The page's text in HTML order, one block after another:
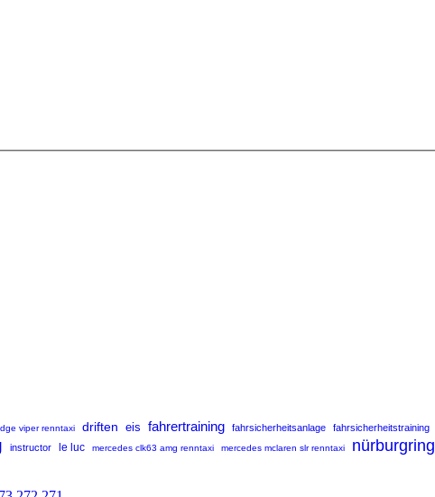
viper renntaxi driften eis fahrertraining fahrsicherheitsanlage fahrsicherheitstraining
instructor le luc mercedes clk63 amg renntaxi mercedes mclaren slr renntaxi nürburgring